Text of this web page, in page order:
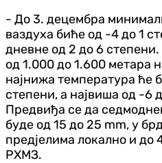
- До 3. децембра
ваздуха биће од -4 до 1
дневне од 2 до 6
од 1.000 до 1.600 метара
најнижа температура ће
степени, а највиша од -6
Предвиђа се да
буде од 15 до 25 mm, у
предјелима локално и до
РХМЗ.